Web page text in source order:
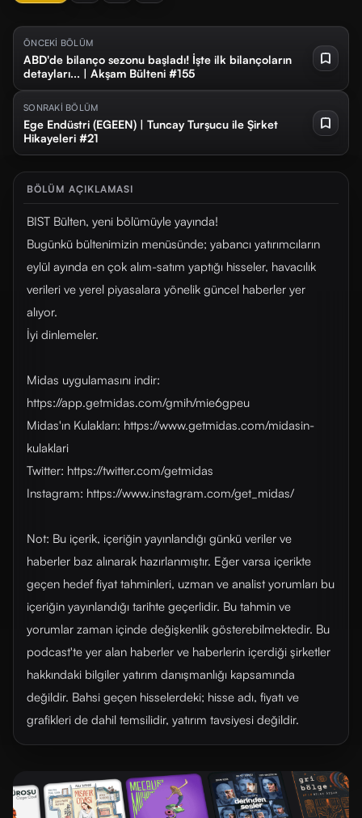
ÖNCEKİ BÖLÜM
ABD'de bilanço sezonu başladı! İşte ilk bilançoların
detayları... | Akşam Bülteni #155
SONRAKİ BÖLÜM
Ege Endüstri (EGEEN) | Tuncay Turşucu ile Şirket
Hikayeleri #21
BÖLÜM AÇIKLAMASI
BIST Bülten, yeni bölümüyle yayında!
Bugünkü bültenimizin menüsünde; yabancı yatırımcıların
eylül ayında en çok alım-satım yaptığı hisseler, havacılık
verileri ve yerel piyasalara yönelik güncel haberler yer
alıyor.
İyi dinlemeler.
Midas uygulamasını indir:
https://app.getmidas.com/gmih/mie6gpeu
Midas'ın Kulakları: https://www.getmidas.com/midasin-
kulaklari
Twitter: https://twitter.com/getmidas
Instagram: https://www.instagram.com/get_midas/
Not: Bu içerik, içeriğin yayınlandığı günkü veriler ve
haberler baz alınarak hazırlanmıştır. Eğer varsa içerikte
geçen hedef fiyat tahminleri, uzman ve analist yorumları bu
içeriğin yayınlandığı tarihte geçerlidir. Bu tahmin ve
yorumlar zaman içinde değişkenlik gösterebilmektedir. Bu
podcast'te yer alan haberler ve haberlerin içerdiği şirketler
hakkındaki bilgiler yatırım danışmanlığı kapsamında
değildir. Bahsi geçen hisselerdeki; hisse adı, fiyatı ve
grafikleri de dahil temsilidir, yatırım tavsiyesi değildir.